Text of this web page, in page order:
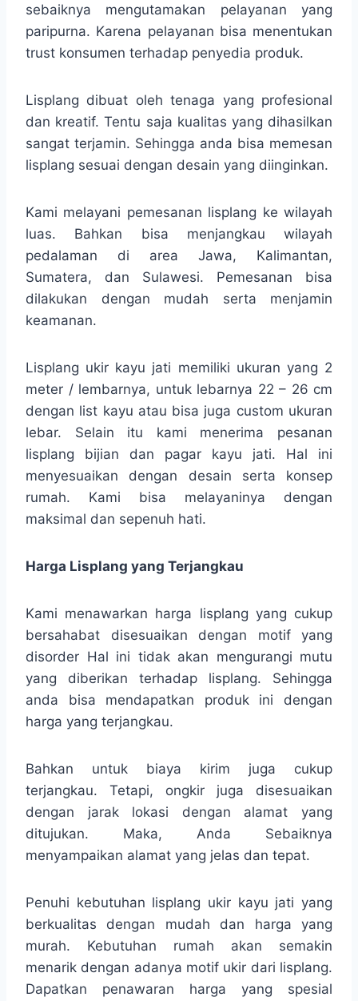
sebaiknya mengutamakan pelayanan yang
paripurna. Karena pelayanan bisa menentukan
trust konsumen terhadap penyedia produk.
Lisplang dibuat oleh tenaga yang profesional
dan kreatif. Tentu saja kualitas yang dihasilkan
sangat terjamin. Sehingga anda bisa memesan
lisplang sesuai dengan desain yang diinginkan.
Kami melayani pemesanan lisplang ke wilayah
luas. Bahkan bisa menjangkau wilayah
pedalaman di area Jawa, Kalimantan,
Sumatera, dan Sulawesi. Pemesanan bisa
dilakukan dengan mudah serta menjamin
keamanan.
Lisplang ukir kayu jati memiliki ukuran yang 2
meter / lembarnya, untuk lebarnya 22 – 26 cm
dengan list kayu atau bisa juga custom ukuran
lebar. Selain itu kami menerima pesanan
lisplang bijian dan pagar kayu jati. Hal ini
menyesuaikan dengan desain serta konsep
rumah. Kami bisa melayaninya dengan
maksimal dan sepenuh hati.
Harga Lisplang yang Terjangkau
Kami menawarkan harga lisplang yang cukup
bersahabat disesuaikan dengan motif yang
disorder Hal ini tidak akan mengurangi mutu
yang diberikan terhadap lisplang. Sehingga
anda bisa mendapatkan produk ini dengan
harga yang terjangkau.
Bahkan untuk biaya kirim juga cukup
terjangkau. Tetapi, ongkir juga disesuaikan
dengan jarak lokasi dengan alamat yang
ditujukan. Maka, Anda Sebaiknya
menyampaikan alamat yang jelas dan tepat.
Penuhi kebutuhan lisplang ukir kayu jati yang
berkualitas dengan mudah dan harga yang
murah. Kebutuhan rumah akan semakin
menarik dengan adanya motif ukir dari lisplang.
Dapatkan penawaran harga yang spesial